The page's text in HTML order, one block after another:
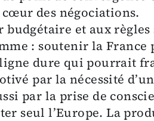
des négociations.
et aux
: soutenir la France
dure qui pourrait
par la nécessité
par la prise de
seul l’Europe. La